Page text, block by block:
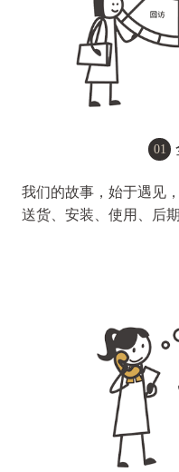
01
我们的故事，始于遇见
送货、安装、使用、后